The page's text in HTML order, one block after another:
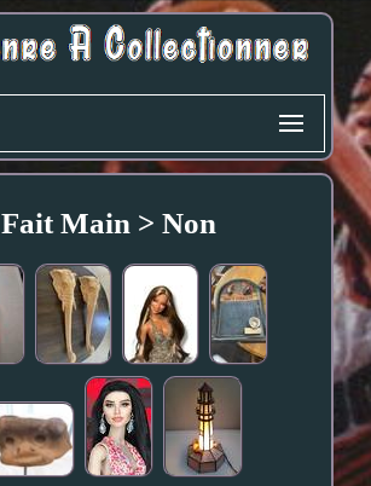
Fait Main > Non